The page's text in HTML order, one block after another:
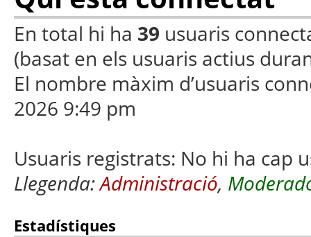
En total hi ha 39 usuaris
(basat en els usuaris actius
El nombre màxim d’usuaris
2026 9:49 pm
Usuaris registrats: No hi ha cap
Llegenda:Administració,
Estadístiques